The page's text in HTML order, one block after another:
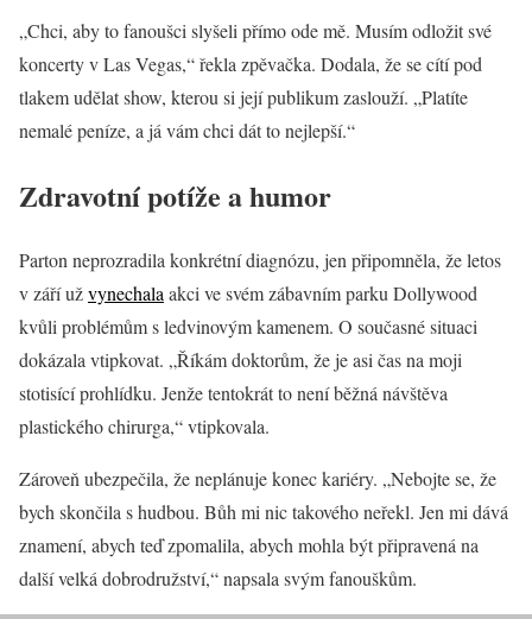
„Chci, aby to fanoušci slyšeli přímo ode mě. Musím odložit své
koncerty v Las Vegas,“ řekla zpěvačka. Dodala, že se cítí pod
tlakem udělat show, kterou si její publikum zaslouží. „Platíte
nemalé peníze, a já vám chci dát to nejlepší.“
Zdravotní potíže a humor
Parton neprozradila konkrétní diagnózu, jen připomněla, že letos
v září užvynechalaakci ve svém zábavním parku Dollywood
kvůli problémům s ledvinovým kamenem. O současné situaci
dokázala vtipkovat. „Říkám doktorům, že je asi čas na moji
stotisící prohlídku. Jenže tentokrát to není běžná návštěva
plastického chirurga,“ vtipkovala.
Zároveň ubezpečila, že neplánuje konec kariéry. „Nebojte se, že
bych skončila s hudbou. Bůh mi nic takového neřekl. Jen mi dává
znamení, abych teď zpomalila, abych mohla být připravená na
další velká dobrodružství,“ napsala svým fanouškům.